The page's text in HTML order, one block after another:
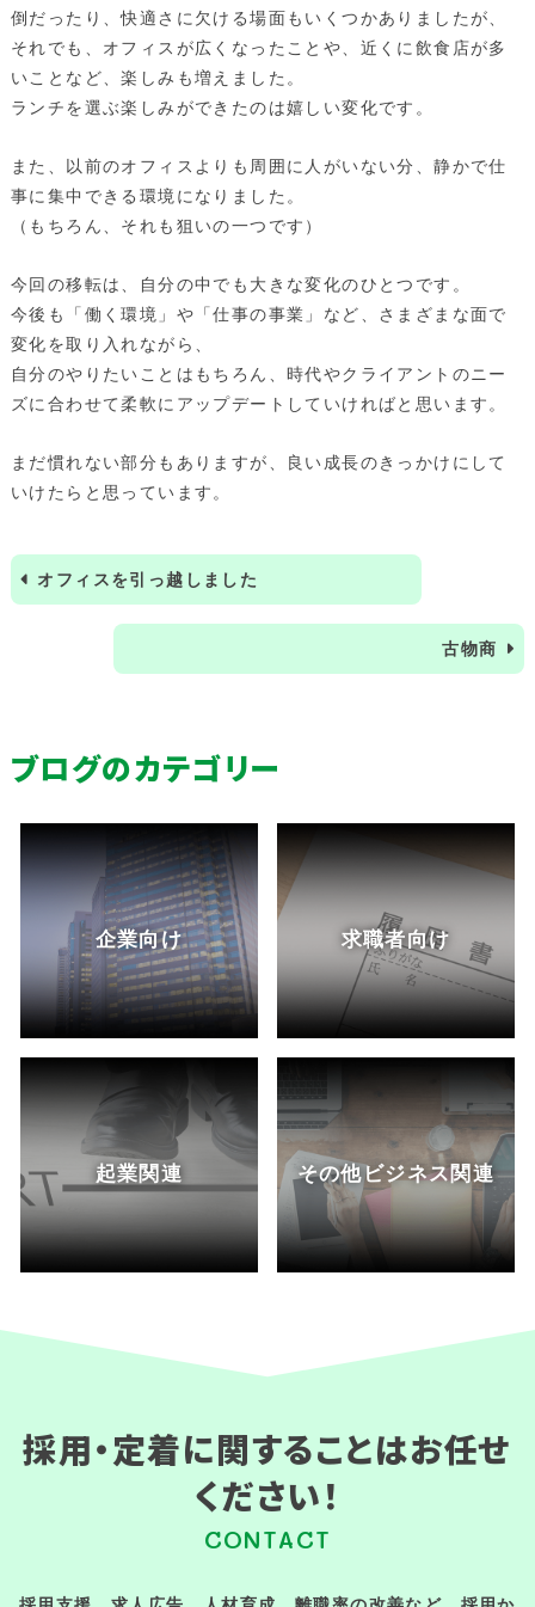
倒だったり、快適さに欠ける場面もいくつかありましたが、
それでも、オフィスが広くなったことや、近くに飲食店が多
いことなど、楽しみも増えました。
ランチを選ぶ楽しみができたのは嬉しい変化です。
また、以前のオフィスよりも周囲に人がいない分、静かで仕
事に集中できる環境になりました。
（もちろん、それも狙いの一つです）
今回の移転は、自分の中でも大きな変化のひとつです。
今後も「働く環境」や「仕事の事業」など、さまざまな面で
変化を取り入れながら、
自分のやりたいことはもちろん、時代やクライアントのニー
ズに合わせて柔軟にアップデートしていければと思います。
まだ慣れない部分もありますが、良い成長のきっかけにして
いけたらと思っています。
オフィスを引っ越しました
古物商
ブログのカテゴリー
企業向け 求職者向け
起業関連 その他ビジネス関連
採用・定着に関することはお任せ
ください！
CONTACT